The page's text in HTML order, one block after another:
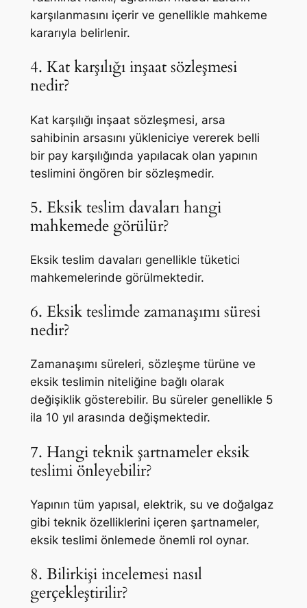
karşılanmasını içerir ve genellikle mahkeme
kararıyla belirlenir.
4. Kat karşılığı inşaat sözleşmesi
nedir?
Kat karşılığı inşaat sözleşmesi, arsa
sahibinin arsasını yükleniciye vererek belli
bir pay karşılığında yapılacak olan yapının
teslimini öngören bir sözleşmedir.
5. Eksik teslim davaları hangi
mahkemede görülür?
Eksik teslim davaları genellikle tüketici
mahkemelerinde görülmektedir.
6. Eksik teslimde zamanaşımı süresi
nedir?
Zamanaşımı süreleri, sözleşme türüne ve
eksik teslimin niteliğine bağlı olarak
değişiklik gösterebilir. Bu süreler genellikle 5
ila 10 yıl arasında değişmektedir.
7. Hangi teknik şartnameler eksik
teslimi önleyebilir?
Yapının tüm yapısal, elektrik, su ve doğalgaz
gibi teknik özelliklerini içeren şartnameler,
eksik teslimi önlemede önemli rol oynar.
8. Bilirkişi incelemesi nasıl
gerçekleştirilir?